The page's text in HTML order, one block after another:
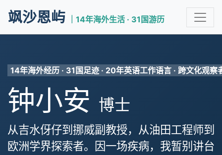
飒沙恩屿 ｜14年海外生活 · 31国游历
14年海外经历 · 31国足迹 · 20年英语工作语言 · 跨文化观察
钟小安 博士
从吉水伢仔到挪威副教授，从油田工程师到
欧洲学界探索者。因一场疾病，我暂别讲台